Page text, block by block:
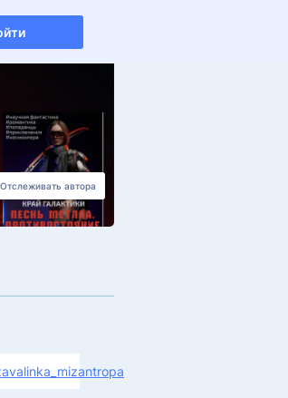
Отслеживать автора